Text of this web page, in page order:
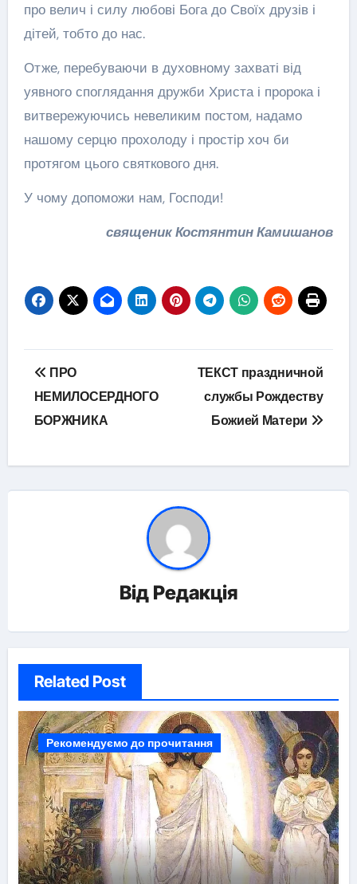
про велич і силу любові Бога до Своїх друзів і
дітей, тобто до нас.
Отже, перебуваючи в духовному захваті від
уявного споглядання дружби Христа і пророка і
витвережуючись невеликим постом, надамо
нашому серцю прохолоду і простір хоч би
протягом цього святкового дня.
У чому допоможи нам, Господи!
священик Костянтин Камишанов
Навігація
записів
ПРО
НЕМИЛОСЕРДНОГО
БОРЖНИКА
ТЕКСТ праздничной
службы Рождеству
Божией Матери
Від Редакція
Related Post
Рекомендуємо до прочитання